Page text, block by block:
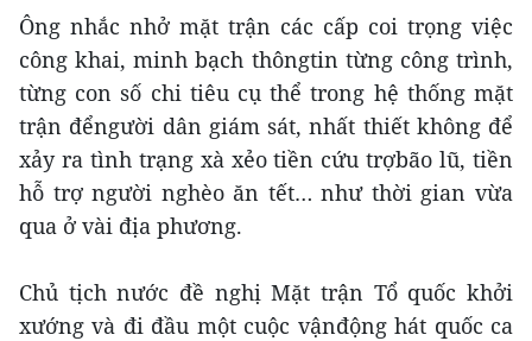
Ông nhắc nhở mặt trận các cấp coi trọng việc
công khai, minh bạch thôngtin từng công trình,
từng con số chi tiêu cụ thể trong hệ thống mặt
trận đểngười dân giám sát, nhất thiết không để
xảy ra tình trạng xà xẻo tiền cứu trợbão lũ, tiền
hỗ trợ người nghèo ăn tết… như thời gian vừa
qua ở vài địa phương.
Chủ tịch nước đề nghị Mặt trận Tổ quốc khởi
xướng và đi đầu một cuộc vậnđộng hát quốc ca